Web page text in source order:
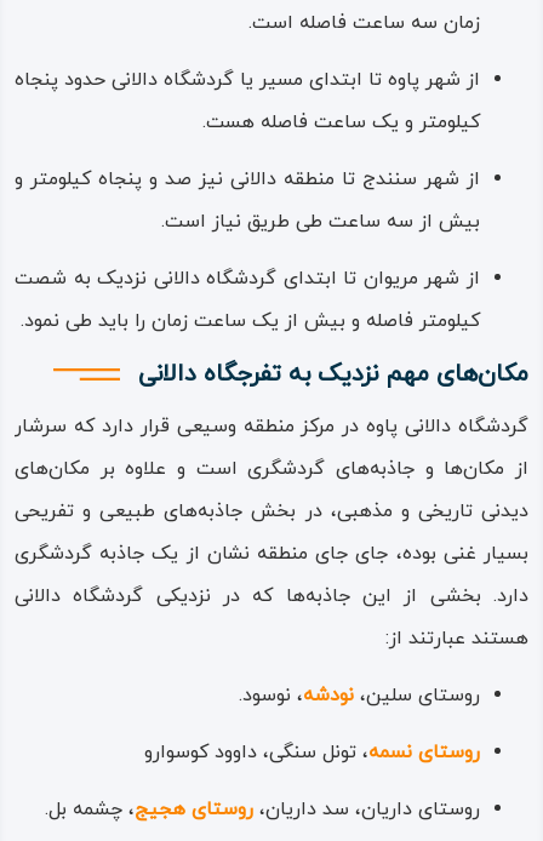
گردشگری، دارای طیف متنوعی از پوشش گیاهی، به‌ ویژه
اتراق‌های فصلی پرندگان مهاجر نیز، منطقه دالانی یکی از بهترین
میزبانان برای پرندگان مهاجر است.
دامنه‌های دالانی که در دو سوی جاده پاوه به مریوان گسترده
شده‌اند، مملو از باغ‌های میوه و درخت‌ زاران انبوهی هستند که
بیشتر میوه منطقه را تامین می‌کنند و گردشگران و مسافرانی که
در ایام ثمردهی باغ‌ها به دالانی سفر کنند از مهمان‌ نوازی مردم
و طعم میوه‌های رنگ‌ وارنگ این باغ‌ها نصیب خواهند برد.
زمان سه ساعت فاصله است.
از شهر پاوه تا ابتدای مسیر یا گردشگاه دالانی حدود پنجاه
کیلومتر و یک ساعت فاصله هست.
از شهر سنندج تا منطقه دالانی نیز صد و پنجاه کیلومتر و
بیش از سه ساعت طی طریق نیاز است.
از شهر مریوان تا ابتدای گردشگاه دالانی نزدیک به شصت
کیلومتر فاصله و بیش از یک ساعت زمان را باید طی نمود.
مکان‌های مهم نزدیک به تفرجگاه دالانی
گردشگاه دالانی پاوه در مرکز منطقه وسیعی قرار دارد که سرشار
از مکان‌ها و جاذبه‌های گردشگری است و علاوه‌ بر مکان‌های
دیدنی تاریخی و مذهبی، در بخش جاذبه‌های طبیعی و تفریحی
بسیار غنی بوده، جای‌ جای منطقه نشان از یک جاذبه گردشگری
دارد. بخشی از این جاذبه‌ها که در نزدیکی گردشگاه دالانی
هستند عبارتند از:
روستای سلین، نودشه، نوسود.
روستای نسمه، تونل سنگی، داوود کوسوارو
روستای داریان، سد داریان، روستای هجیج، چشمه بل.